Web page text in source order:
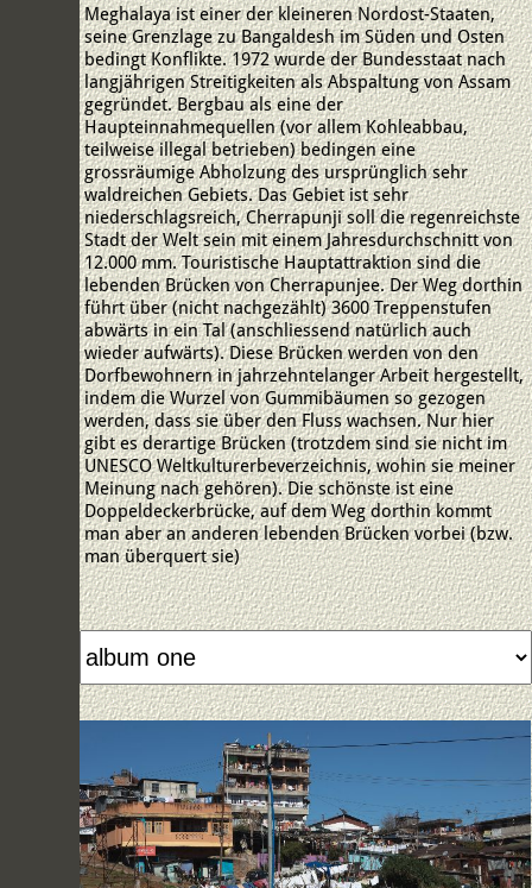
Meghalaya ist einer der kleineren Nordost-Staaten,
seine Grenzlage zu Bangaldesh im Süden und Osten
bedingt Konflikte. 1972 wurde der Bundesstaat nach
langjährigen Streitigkeiten als Abspaltung von Assam
gegründet. Bergbau als eine der
Haupteinnahmequellen (vor allem Kohleabbau,
teilweise illegal betrieben) bedingen eine
grossräumige Abholzung des ursprünglich sehr
waldreichen Gebiets. Das Gebiet ist sehr
niederschlagsreich, Cherrapunji soll die regenreichste
Stadt der Welt sein mit einem Jahresdurchschnitt von
12.000 mm. Touristische Hauptattraktion sind die
lebenden Brücken von Cherrapunjee. Der Weg dorthin
führt über (nicht nachgezählt) 3600 Treppenstufen
abwärts in ein Tal (anschliessend natürlich auch
wieder aufwärts). Diese Brücken werden von den
Dorfbewohnern in jahrzehntelanger Arbeit hergestellt,
indem die Wurzel von Gummibäumen so gezogen
werden, dass sie über den Fluss wachsen. Nur hier
gibt es derartige Brücken (trotzdem sind sie nicht im
UNESCO Weltkulturerbeverzeichnis, wohin sie meiner
Meinung nach gehören). Die schönste ist eine
Doppeldeckerbrücke, auf dem Weg dorthin kommt
man aber an anderen lebenden Brücken vorbei (bzw.
man überquert sie)